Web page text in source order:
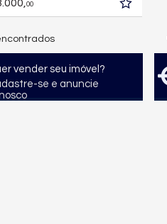
00
vender seu imóvel?
se e anuncie